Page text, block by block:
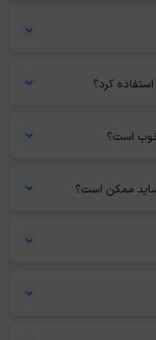
در سوختگی‌های جزئی و رفع
سرعت ترمیم زخم افزایش پیدا
کرد؟
کرم را کامل روی صورتخوب است؟
را در ناحیه آکنه‌ها از
ممکن است؟
مشکل پوستی نداشته و فقط
و رضایت از آنها بالا است.